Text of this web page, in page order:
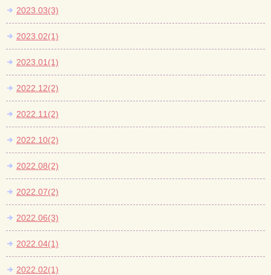
2023.03(3)
2023.02(1)
2023.01(1)
2022.12(2)
2022.11(2)
2022.10(2)
2022.08(2)
2022.07(2)
2022.06(3)
2022.04(1)
2022.02(1)